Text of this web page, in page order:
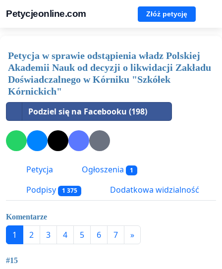
Petycjeonline.com Złóż petycję
Petycja w sprawie odstąpienia władz Polskiej
Akademii Nauk od decyzji o likwidacji Zakładu
Doświadczalnego w Kórniku "Szkółek
Kórnickich"
Podziel się na Facebooku (198)
Petycja Ogłoszenia 1
Podpisy 1 375 Dodatkowa widzialność
Komentarze
1 2 3 4 5 6 7 »
#15